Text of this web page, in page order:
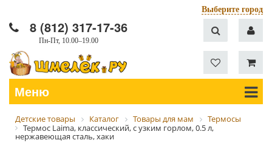
Выберите город
8 (812) 317-17-36
Пн-Пт, 10.00–19.00
Меню
Детские товары Каталог Товары для мам
Термосы
Термос Laima, классический, с узким горлом, 0.5 л,
нержавеющая сталь, хаки